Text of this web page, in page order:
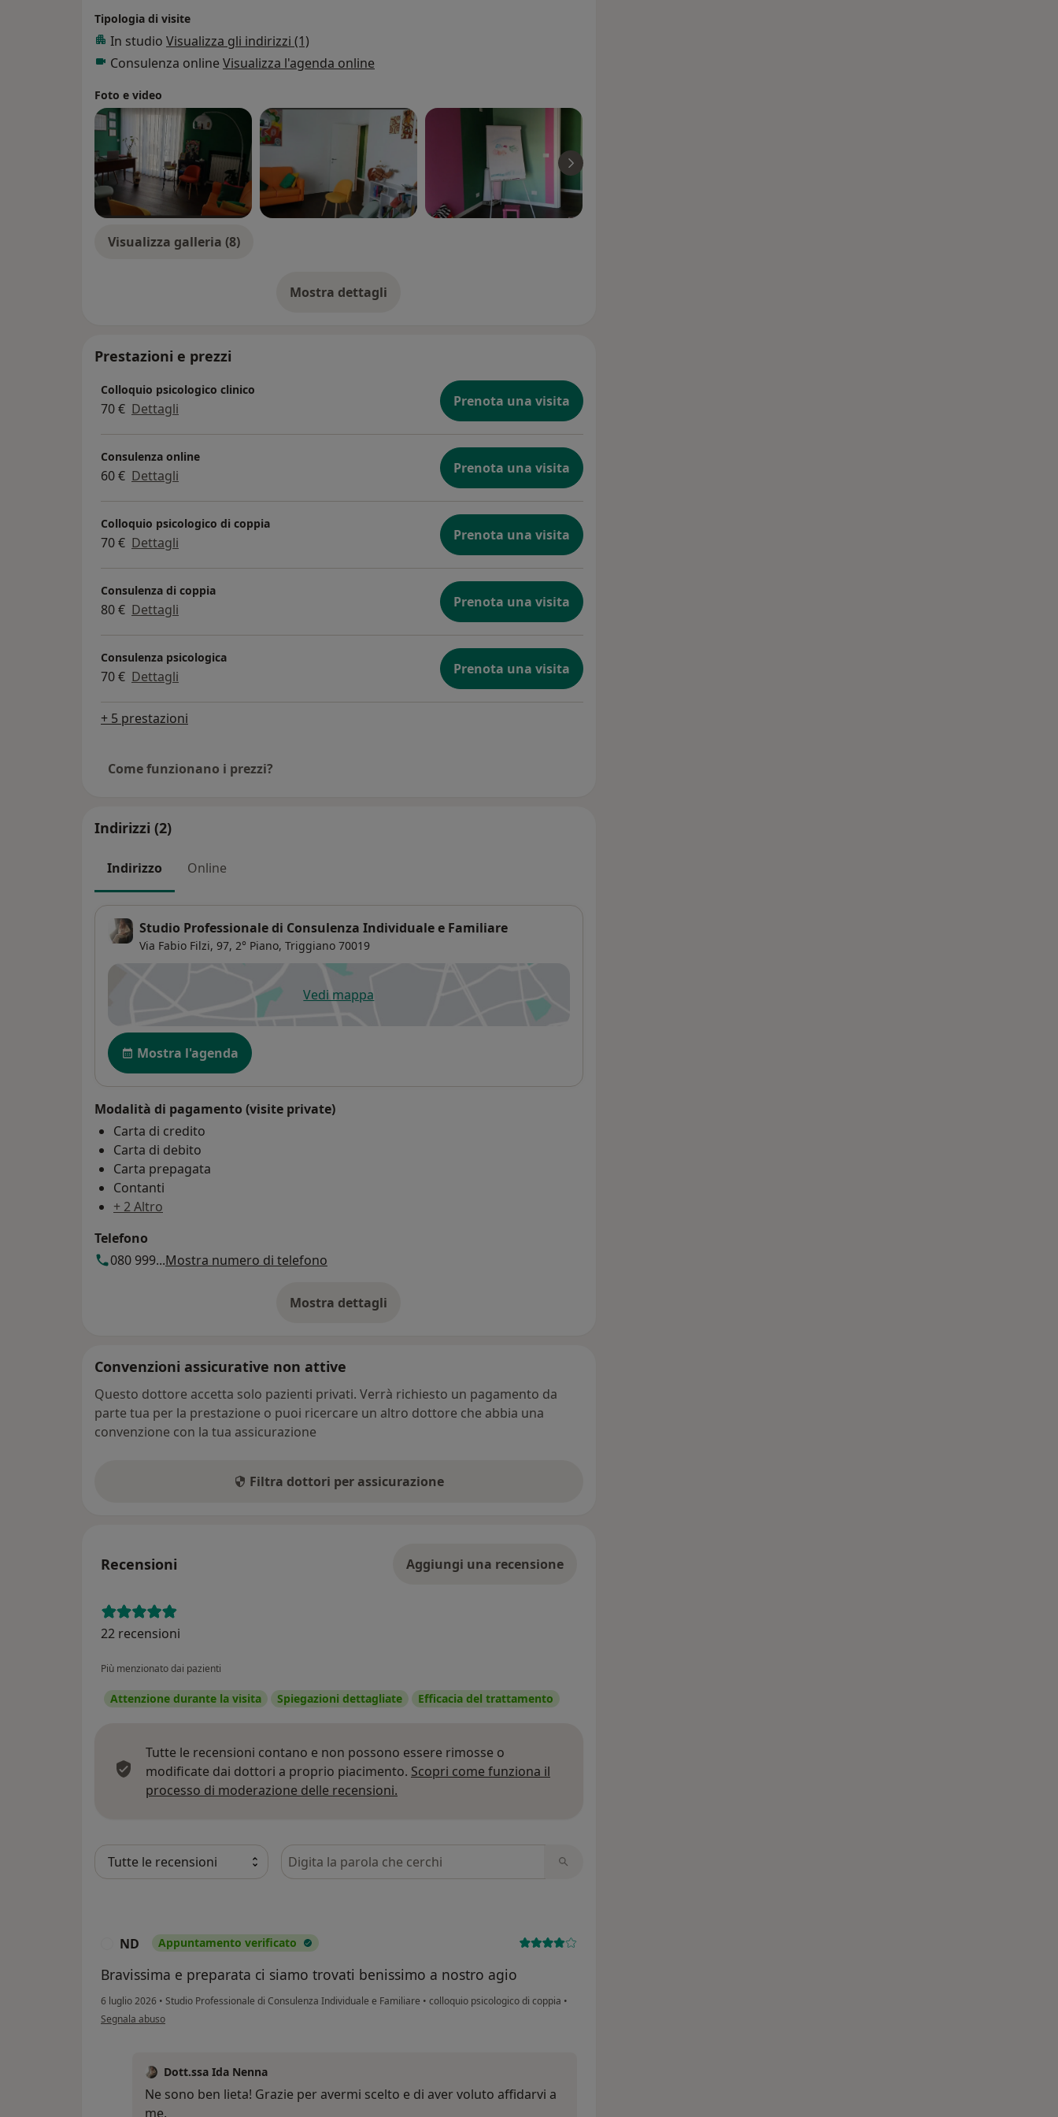
scolastici presenti sul territorio. Ho curato spazi di
supporto individuale e familiare, presso Servizi Sociali
rivolti nella fattispecie, a famiglie con minori con a
altre problematiche, legate a disagi di cui minori e
genitori sono talvolta portatori. Negli ultimi tempi ho
avvertito l’esigenza di formarmi in Psicologia Clinica,
mossa dal bisogno di poter dare un sostegno anche
clinico dinnanzi a richieste di aiuto composite e
complesse, tenendo ben presente il mio obiettivo: di
aver “cura” delle dinamiche relazionali e familiari
individuali e familiari residue, teso ad un ripristino
famiglia , del bambino e dell’adolescente, diretto dal
Prof. Pasquale Chianura, mi sono impegnata con
realtà del privato sociale presenti sul territorio
(Cooperative Sociali di tipo A e di tipo B occupantesi di
prevenzione e riabilitazione psico-sociale di persone
cosiddette svantaggiate e dei loro nuclei familiari ),
fino alla mia esperienza ormai antica, ma vivida, con il
Telefono Azzurro svolgendo, nella fattispecie con il
Servizio Civile, un progetto denominato “114
Emergenza Infanzia”, affidato al Telefono Azzurro
appunto, promosso dal Ministero delle Comunicazioni,
del Welfare e per le Pari Opportunità, per attività di
formazione, sensibilizzazione e informazione presso le
scuole primarie e secondarie inferiori. Negli anni è
stata edificante, l’esperienza svolta presso il Tribunale
dei Minori di Bari in qualità di Conduttrice di Gruppi di
conflittualità, individuati alla partecipazione alle
genitori separati. Inoltre, in qualità di Mediatrice
Familiare, collaboravo con l’Istituto Metafora alle varie
attività finalizzate: al “Sostegno alla genitorialità”, alla
“Scuola per genitori” rivolta ai problemi più frequenti
dell’età adolescenziale. Ho partecipato in qualità di
Relatrice a Congressi organizzati dall’Associazione
Mediatori Familiari Sistemici A.I.M.S. di cui sono socia
nell’elenco dei Mediatori Familiari del Tribunale
Tipologia di visite
In studio Visualizza gli indirizzi (1)
Consulenza online Visualizza l'agenda online
Foto e video
Visualizza galleria (8)
Mostra dettagli
sull'esperienza
Prestazioni e prezzi
Colloquio psicologico clinico
70 € Dettagli Prenota una visita
Consulenza online
60 € Dettagli Prenota una visita
Colloquio psicologico di coppia
70 € Dettagli Prenota una visita
Consulenza di coppia
80 € Dettagli Prenota una visita
Consulenza psicologica
70 € Dettagli Prenota una visita
+ 5 prestazioni
Come funzionano i prezzi?
Indirizzi (2)
Indirizzo Online
Studio Professionale di Consulenza Individuale e Familiare
Via Fabio Filzi, 97, 2° Piano, Triggiano 70019
Vedi mappasi apre in una nuova scheda
Disponibilità
Mostra l'agenda
Modalità di pagamento (visite private)
Carta di credito
Carta di debito
Carta prepagata
Contanti
+ 2 Altro
Telefono
080 999...Mostra numero di telefono
Mostra dettagli
sull'indirizzo
Convenzioni assicurative non attive
Questo dottore accetta solo pazienti privati. Verrà richiesto un pagamento da
parte tua per la prestazione o puoi ricercare un altro dottore che abbia una
convenzione con la tua assicurazione
Filtra dottori per assicurazione
Recensioni Aggiungi una recensione
22 recensioni
Più menzionato dai pazienti
Attenzione durante la visita Spiegazioni dettagliate Efficacia del trattamento
Tutte le recensioni contano e non possono essere rimosse o
modificate dai dottori a proprio piacimento. Scopri come funziona il
processo di moderazione delle recensioni.
Cerca nelle recensioni
ND Appuntamento verificato
Bravissima e preparata ci siamo trovati benissimo a nostro agio
6 luglio 2026 • Studio Professionale di Consulenza Individuale e Familiare • colloquio psicologico di coppia •
secondo l'opinione dell'utente ND
Segnala abuso
Dott.ssa Ida Nenna
Ne sono ben lieta! Grazie per avermi scelto e di aver voluto affidarvi a
me.